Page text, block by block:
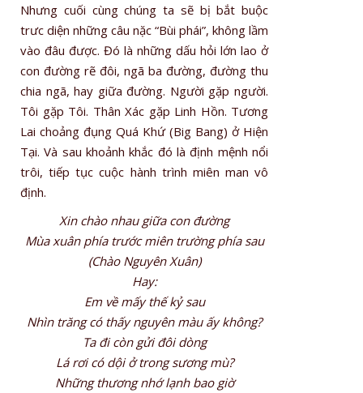
Nhưng cuối cùng chúng ta sẽ bị bắt buộc
trưc diện những câu nặc “Bùi phái”, không lầm
vào đâu được. Đó là những dấu hỏi lớn lao ở
con đường rẽ đôi, ngã ba đường, đường thu
chia ngã, hay giữa đường. Người gặp người.
Tôi gặp Tôi. Thân Xác gặp Linh Hồn. Tương
Lai choảng đụng Quá Khứ (Big Bang) ở Hiện
Tại. Và sau khoảnh khắc đó là định mệnh nổi
trôi, tiếp tục cuộc hành trình miên man vô
định.
Xin chào nhau giữa con đường
Mùa xuân phía trước miên trường phía sau
(Chào Nguyên Xuân)
Hay:
Em về mấy thế kỷ sau
Nhìn trăng có thấy nguyên màu ấy không?
Ta đi còn gửi đôi dòng
Lá rơi có dội ở trong sương mù?
Những thương nhớ lạnh bao giờ